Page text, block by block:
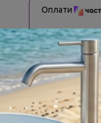
Оплати
О товаре
Заводской артикул:
Производитель: